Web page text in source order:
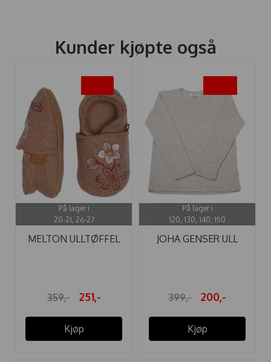
Kunder kjøpte også
På lager i
20-21, 26-27
MELTON ULLTØFFEL
359,- 251,-
Kjøp
På lager i
120, 130, 140, 150
JOHA GENSER ULL
399,- 200,-
Kjøp